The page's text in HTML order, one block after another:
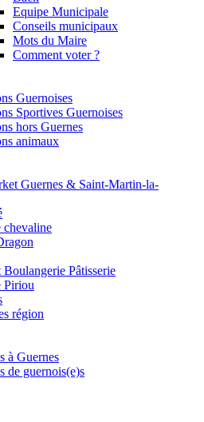
Equipe Municipale
Conseils municipaux
Mots du Maire
Comment voter ?
Guernoises
Sportives Guernoises
hors Guernes
animaux
Guernes & Saint-Martin-la-
chevaline
Boulangerie Pâtisserie
Piriou
région
à Guernes
de guernois(e)s